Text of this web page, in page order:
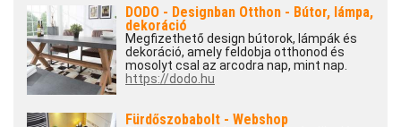
DODO - Designban Otthon - Bútor, lámpa,
dekoráció
Megfizethető design bútorok, lámpák és
dekoráció, amely feldobja otthonod és
mosolyt csal az arcodra nap, mint nap.
https://dodo.hu
Fürdőszobabolt - Webshop